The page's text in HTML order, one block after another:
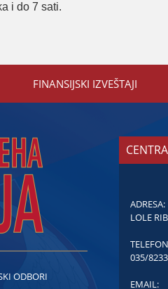
i do 7 sati.
FINANSIЈSKI IZVEŠTAЈI
ODBORI
ADRESA:
LOLE
035/
EMAIL: